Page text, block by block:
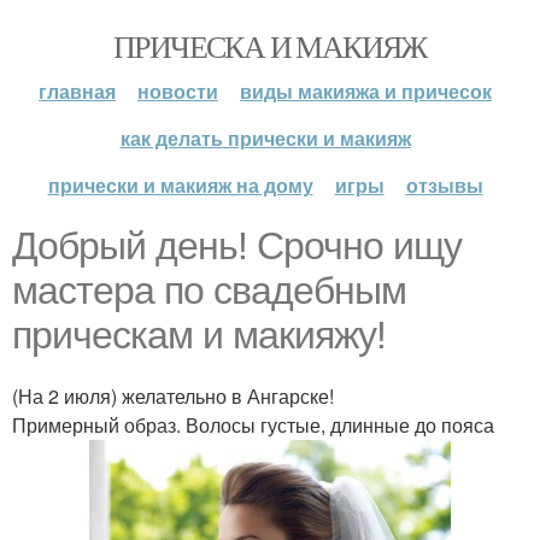
ПРИЧЕСКА И МАКИЯЖ
главная новости
виды макияжа и причесок
как делать прически и макияж
прически и макияж на дому
игры отзывы
Добрый день! Срочно ищу
мастера по свадебным
прическам и макияжу!
(На 2 июля) желательно в Ангарске!
Примерный образ. Волосы густые, длинные до пояса